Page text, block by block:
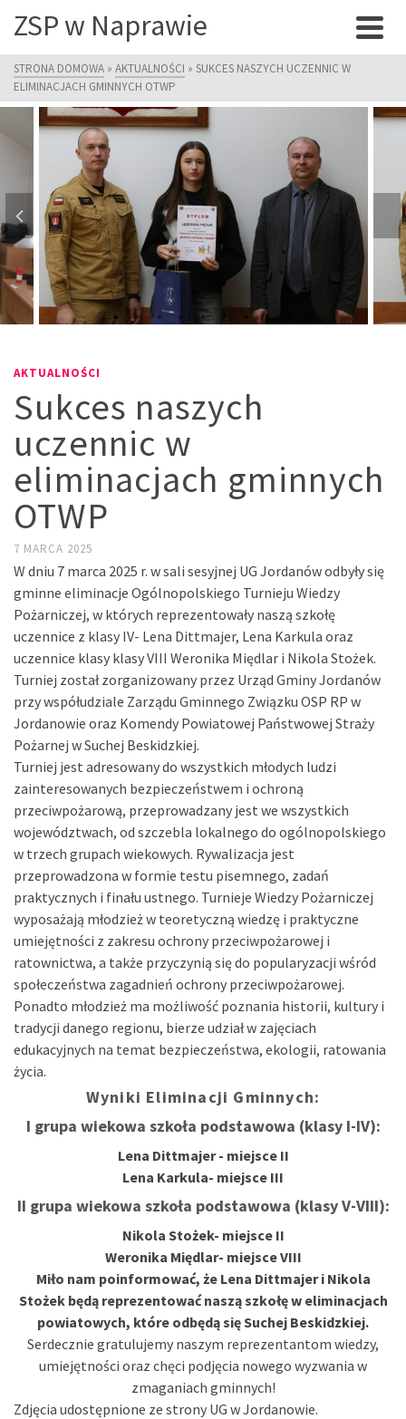
ZSP w Naprawie
STRONA DOMOWA » AKTUALNOŚCI » SUKCES NASZYCH UCZENNIC W
ELIMINACJACH GMINNYCH OTWP
AKTUALNOŚCI
Sukces naszych
uczennic w
eliminacjach gminnych
OTWP
7 MARCA 2025
W dniu 7 marca 2025 r. w sali sesyjnej UG Jordanów odbyły się
gminne eliminacje Ogólnopolskiego Turnieju Wiedzy
Pożarniczej, w których reprezentowały naszą szkołę
uczennice z klasy IV- Lena Dittmajer, Lena Karkula oraz
uczennice klasy klasy VIII Weronika Międlar i Nikola Stożek.
Turniej został zorganizowany przez Urząd Gminy Jordanów
przy współudziale Zarządu Gminnego Związku OSP RP w
Jordanowie oraz Komendy Powiatowej Państwowej Straży
Pożarnej w Suchej Beskidzkiej.
Turniej jest adresowany do wszystkich młodych ludzi
zainteresowanych bezpieczeństwem i ochroną
przeciwpożarową, przeprowadzany jest we wszystkich
województwach, od szczebla lokalnego do ogólnopolskiego
w trzech grupach wiekowych. Rywalizacja jest
przeprowadzona w formie testu pisemnego, zadań
praktycznych i finału ustnego. Turnieje Wiedzy Pożarniczej
wyposażają młodzież w teoretyczną wiedzę i praktyczne
umiejętności z zakresu ochrony przeciwpożarowej i
ratownictwa, a także przyczynią się do popularyzacji wśród
społeczeństwa zagadnień ochrony przeciwpożarowej.
Ponadto młodzież ma możliwość poznania historii, kultury i
tradycji danego regionu, bierze udział w zajęciach
edukacyjnych na temat bezpieczeństwa, ekologii, ratowania
życia.
Wyniki Eliminacji Gminnych:
I grupa wiekowa szkoła podstawowa (klasy I-IV):
Lena Dittmajer - miejsce II
Lena Karkula- miejsce III
II grupa wiekowa szkoła podstawowa (klasy V-VIII):
Nikola Stożek- miejsce II
Weronika Międlar- miejsce VIII
Miło nam poinformować, że Lena Dittmajer i Nikola
Stożek będą reprezentować naszą szkołę w eliminacjach
powiatowych, które odbędą się Suchej Beskidzkiej.
Serdecznie gratulujemy naszym reprezentantom wiedzy,
umiejętności oraz chęci podjęcia nowego wyzwania w
zmaganiach gminnych!
Zdjęcia udostępnione ze strony UG w Jordanowie.